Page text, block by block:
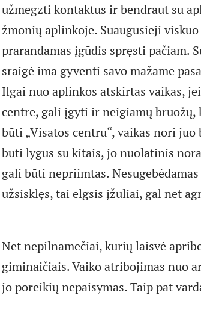
užmegzti kontaktus ir bendraut su
žmonių aplinkoje. Suaugusieji
prarandamas įgūdis spręsti pačiam.
sraigė ima gyventi savo mažame
Ilgai nuo aplinkos atskirtas vaikas,
centre, gali įgyti ir neigiamų
būti „Visatos centru“, vaikas nori
būti lygus su kitais, jo nuolatinis
gali būti nepriimtas.
užsisklęs, tai elgsis įžūliai, gal net
Net nepilnamečiai, kurių laisvė
giminaičiais. Vaiko atribojimas nuo
jo poreikių nepaisymas. Taip pat